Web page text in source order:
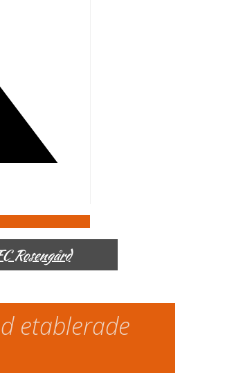
Rosengård
etablerade